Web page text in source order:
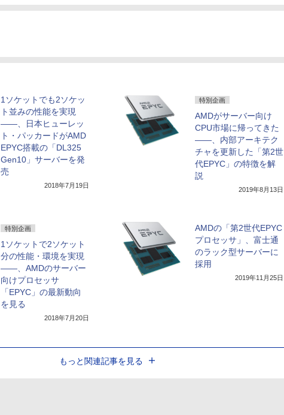
1ソケットでも2ソケッ
ト並みの性能を実現
――、日本ヒューレッ
ト・パッカードがAMD
EPYC搭載の「DL325
Gen10」サーバーを発
売
2018年7月19日
特別企画
AMDがサーバー向け
CPU市場に帰ってきた
――、内部アーキテク
チャを更新した「第2世
代EPYC」の特徴を解
説
2019年8月13日
特別企画
1ソケットで2ソケット
分の性能・環境を実現
――、AMDのサーバー
向けプロセッサ
「EPYC」の最新動向
を見る
2018年7月20日
AMDの「第2世代EPYC
プロセッサ」、富士通
のラック型サーバーに
採用
2019年11月25日
もっと関連記事を見る